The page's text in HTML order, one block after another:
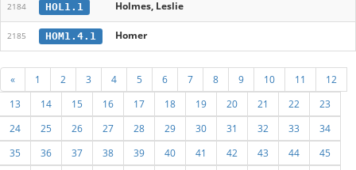
2184 HOL1.1 Holmes, Leslie
2185 HOM1.4.1 Homer
« 1 2 3 4 5 6 7 8 9 10 11
12
13
14 15 16 17 18 19 20 21 22
23
24
25 26 27 28 29 30 31 32 33
34
35
36 37 38 39 40 41 42 43 44
45